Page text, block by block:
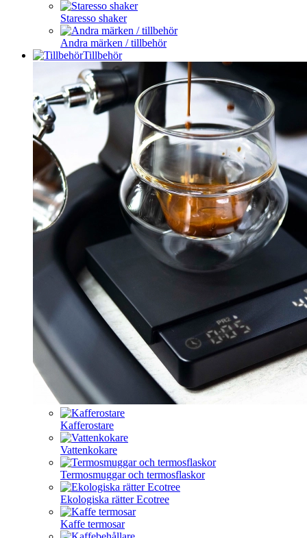
Staresso shaker
Andra märken / tillbehör
Tillbehör
Kafferostare
Vattenkokare
Termosmuggar och termosflaskor
Ekologiska rätter Ecotree
Kaffe termosar